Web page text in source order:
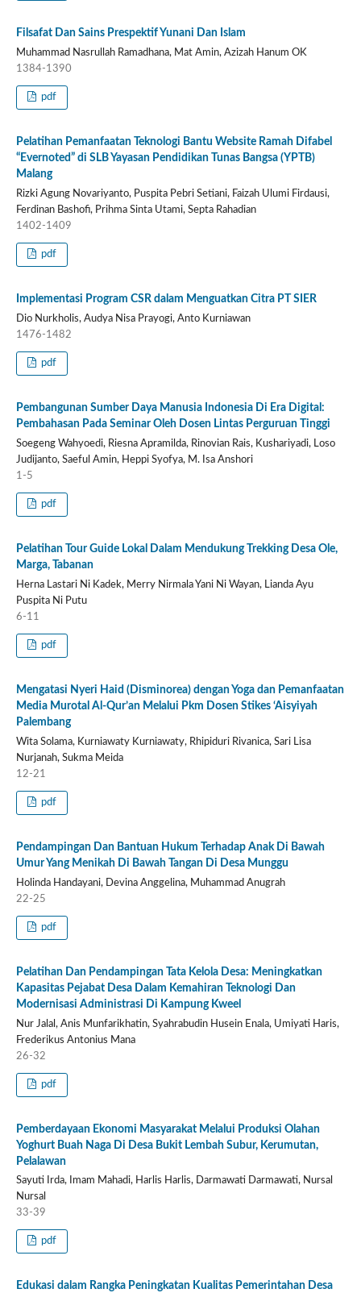
Filsafat Dan Sains Prespektif Yunani Dan Islam
Muhammad Nasrullah Ramadhana, Mat Amin, Azizah Hanum OK
1384-1390
pdf
Pelatihan Pemanfaatan Teknologi Bantu Website Ramah Difabel
“Evernoted” di SLB Yayasan Pendidikan Tunas Bangsa (YPTB)
Malang
Rizki Agung Novariyanto, Puspita Pebri Setiani, Faizah Ulumi Firdausi,
Ferdinan Bashofi, Prihma Sinta Utami, Septa Rahadian
1402-1409
pdf
Implementasi Program CSR dalam Menguatkan Citra PT SIER
Dio Nurkholis, Audya Nisa Prayogi, Anto Kurniawan
1476-1482
pdf
Pembangunan Sumber Daya Manusia Indonesia Di Era Digital:
Pembahasan Pada Seminar Oleh Dosen Lintas Perguruan Tinggi
Soegeng Wahyoedi, Riesna Apramilda, Rinovian Rais, Kushariyadi, Loso
Judijanto, Saeful Amin, Heppi Syofya, M. Isa Anshori
1-5
pdf
Pelatihan Tour Guide Lokal Dalam Mendukung Trekking Desa Ole,
Marga, Tabanan
Herna Lastari Ni Kadek, Merry Nirmala Yani Ni Wayan, Lianda Ayu
Puspita Ni Putu
6-11
pdf
Mengatasi Nyeri Haid (Disminorea) dengan Yoga dan Pemanfaatan
Media Murotal Al-Qur’an Melalui Pkm Dosen Stikes ‘Aisyiyah
Palembang
Wita Solama, Kurniawaty Kurniawaty, Rhipiduri Rivanica, Sari Lisa
Nurjanah, Sukma Meida
12-21
pdf
Pendampingan Dan Bantuan Hukum Terhadap Anak Di Bawah
Umur Yang Menikah Di Bawah Tangan Di Desa Munggu
Holinda Handayani, Devina Anggelina, Muhammad Anugrah
22-25
pdf
Pelatihan Dan Pendampingan Tata Kelola Desa: Meningkatkan
Kapasitas Pejabat Desa Dalam Kemahiran Teknologi Dan
Modernisasi Administrasi Di Kampung Kweel
Nur Jalal, Anis Munfarikhatin, Syahrabudin Husein Enala, Umiyati Haris,
Frederikus Antonius Mana
26-32
pdf
Pemberdayaan Ekonomi Masyarakat Melalui Produksi Olahan
Yoghurt Buah Naga Di Desa Bukit Lembah Subur, Kerumutan,
Pelalawan
Sayuti Irda, Imam Mahadi, Harlis Harlis, Darmawati Darmawati, Nursal
Nursal
33-39
pdf
Edukasi dalam Rangka Peningkatan Kualitas Pemerintahan Desa